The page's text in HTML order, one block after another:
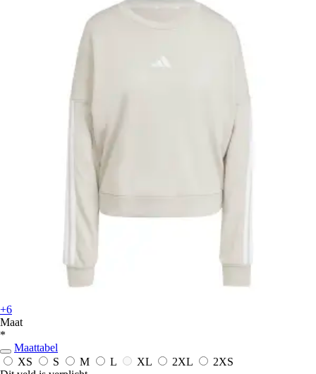
+6
Maat
*
Maattabel
XS
S M L XL 2XL
2XS